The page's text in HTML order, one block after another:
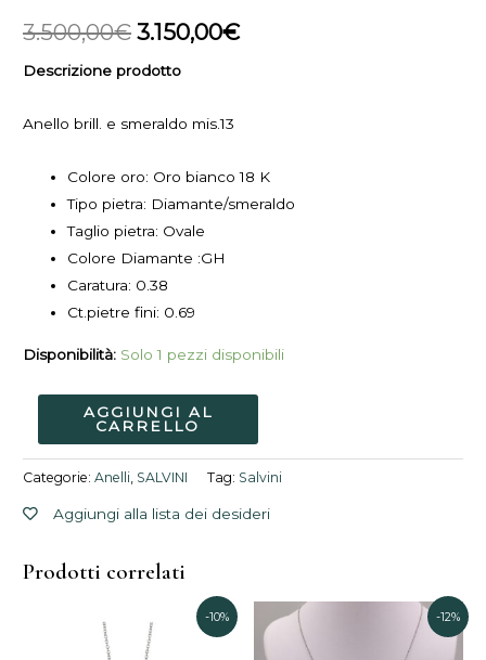
3.500,00€
3.500,00€.
3.150,00€
Descrizione prodotto
Anello brill. e smeraldo mis.13
Colore oro: Oro bianco 18 K
Tipo pietra: Diamante/smeraldo
Taglio pietra: Ovale
Colore Diamante :GH
Caratura: 0.38
Ct.pietre fini: 0.69
Disponibilità: Solo 1 pezzi disponibili
_
mod.
quantità
AGGIUNGI AL
CARRELLO
Categorie:Anelli, SALVINI Tag: Salvini
Aggiungi alla lista dei desideri
Prodotti correlati
-10%
prezzo
Il
prezzo
-12%
prezzo
Il